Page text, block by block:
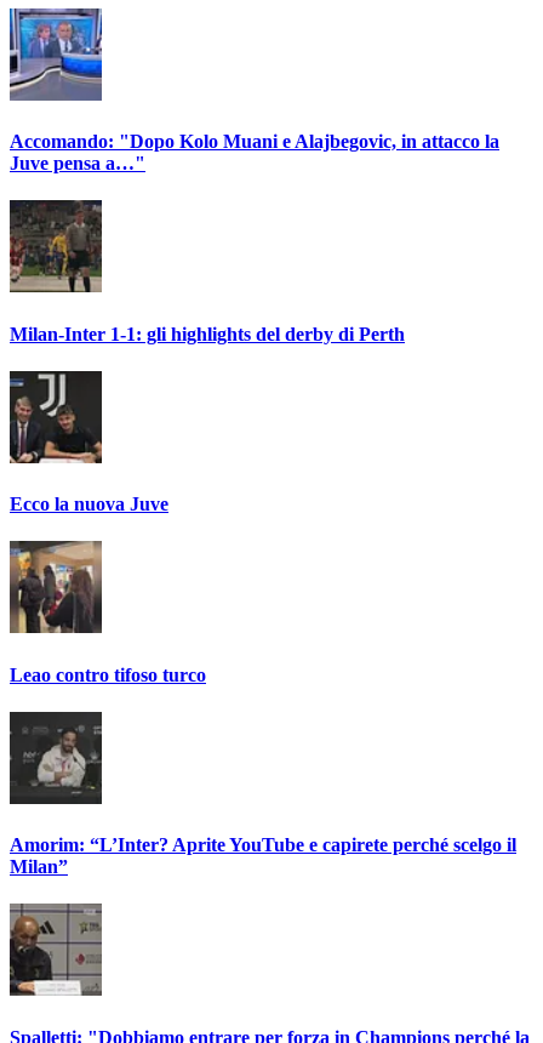
Accomando: "Dopo Kolo Muani e Alajbegovic, in attacco la
Juve pensa a…"
Milan-Inter 1-1: gli highlights del derby di Perth
Ecco la nuova Juve
Leao contro tifoso turco
Amorim: “L’Inter? Aprite YouTube e capirete perché scelgo il
Milan”
Spalletti: "Dobbiamo entrare per forza in Champions perché la